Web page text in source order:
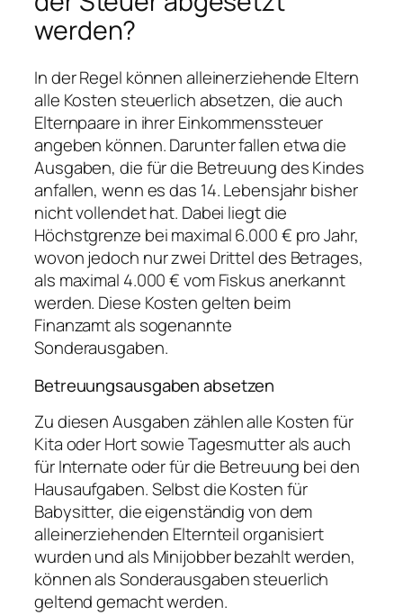
werden?
In der Regel können alleinerziehende Eltern
alle Kosten steuerlich absetzen, die auch
Elternpaare in ihrer Einkommenssteuer
angeben können. Darunter fallen etwa die
Ausgaben, die für die Betreuung des Kindes
anfallen, wenn es das 14. Lebensjahr bisher
nicht vollendet hat. Dabei liegt die
Höchstgrenze bei maximal 6.000 € pro Jahr,
wovon jedoch nur zwei Drittel des Betrages,
als maximal 4.000 € vom Fiskus anerkannt
werden. Diese Kosten gelten beim
Finanzamt als sogenannte
Sonderausgaben.
Betreuungsausgaben absetzen
Zu diesen Ausgaben zählen alle Kosten für
Kita oder Hort sowie Tagesmutter als auch
für Internate oder für die Betreuung bei den
Hausaufgaben. Selbst die Kosten für
Babysitter, die eigenständig von dem
alleinerziehenden Elternteil organisiert
wurden und als Minijobber bezahlt werden,
können als Sonderausgaben steuerlich
geltend gemacht werden.